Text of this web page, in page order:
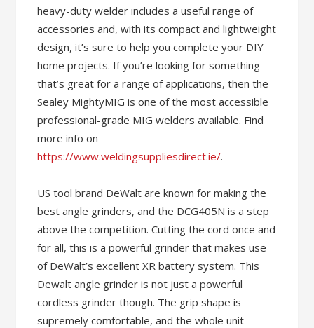
heavy-duty welder includes a useful range of
accessories and, with its compact and lightweight
design, it’s sure to help you complete your DIY
home projects. If you’re looking for something
that’s great for a range of applications, then the
Sealey MightyMIG is one of the most accessible
professional-grade MIG welders available. Find
more info on
https://www.weldingsuppliesdirect.ie/.
US tool brand DeWalt are known for making the
best angle grinders, and the DCG405N is a step
above the competition. Cutting the cord once and
for all, this is a powerful grinder that makes use
of DeWalt’s excellent XR battery system. This
Dewalt angle grinder is not just a powerful
cordless grinder though. The grip shape is
supremely comfortable, and the whole unit